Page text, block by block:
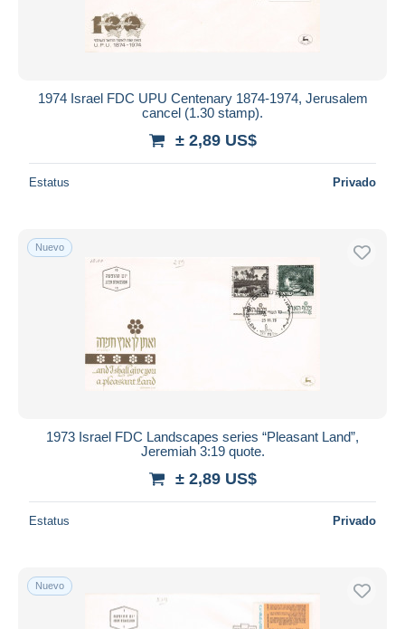
1974 Israel FDC UPU Centenary 1874-1974, Jerusalem
cancel (1.30 stamp).
± 2,89 US$
Estatus Privado
Nuevo
1973 Israel FDC Landscapes series “Pleasant Land”,
Jeremiah 3:19 quote.
± 2,89 US$
Estatus Privado
Nuevo